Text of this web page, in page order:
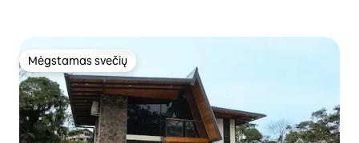
Mėgstamas svečių
Mėgstamas svečių